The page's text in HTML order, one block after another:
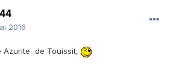
2016
Azurite de Touissit,